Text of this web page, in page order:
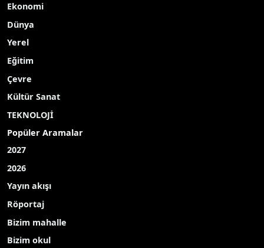
Ekonomi
Dünya
Yerel
Eğitim
Çevre
Kültür Sanat
TEKNOLOJİ
Popüler Aramalar
2027
2026
Yayın akışı
Röportaj
Bizim mahalle
Bizim okul